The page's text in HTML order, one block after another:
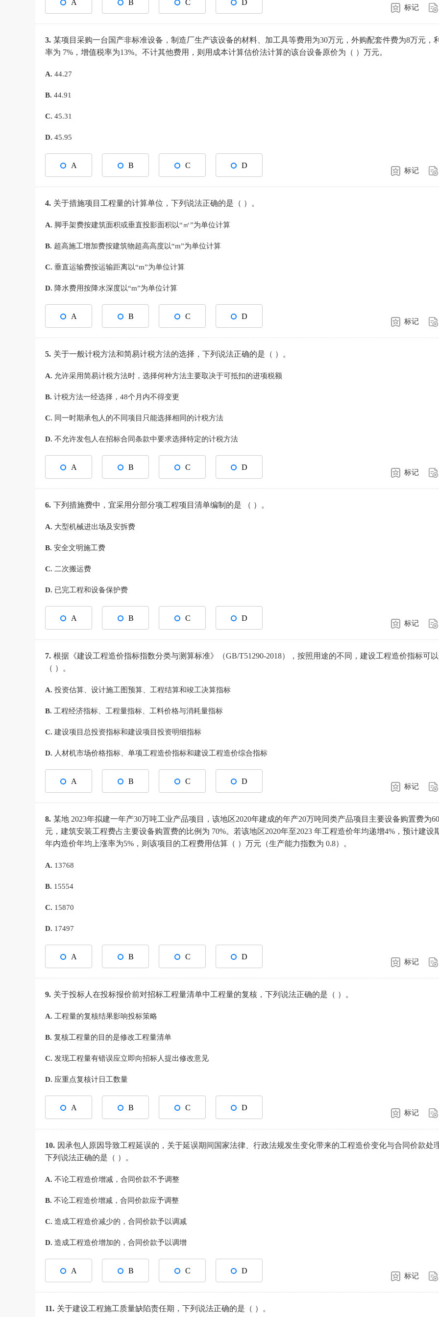
A B C D
标记
3. 某项目采购一台国产非标准设备，制造厂生产该设备的材料、加工具等费用为30万元，外购配套件费为8万元，
率为 7%，增值税率为13%。不计其他费用，则用成本计算估价法计算的该台设备原价为（ ）万元。
A. 44.27
B. 44.91
C. 45.31
D. 45.95
A B C D
标记
4. 关于措施项目工程量的计算单位，下列说法正确的是（ ）。
A. 脚手架费按建筑面积或垂直投影面积以“㎡”为单位计算
B. 超高施工增加费按建筑物超高高度以“m”为单位计算
C. 垂直运输费按运输距离以“m”为单位计算
D. 降水费用按降水深度以“m”为单位计算
A B C D
标记
5. 关于一般计税方法和简易计税方法的选择，下列说法正确的是（ ）。
A. 允许采用简易计税方法时，选择何种方法主要取决于可抵扣的进项税额
B. 计税方法一经选择，48个月内不得变更
C. 同一时期承包人的不同项目只能选择相同的计税方法
D. 不允许发包人在招标合同条款中要求选择特定的计税方法
A B C D
标记
6. 下列措施费中，宜采用分部分项工程项目清单编制的是 （ ）。
A. 大型机械进出场及安拆费
B. 安全文明施工费
C. 二次搬运费
D. 已完工程和设备保护费
A B C D
标记
7. 根据《建设工程造价指标指数分类与测算标准》（GB/T51290-2018），按照用途的不同，建设工程造价指标可
（ ）。
A. 投资估算、设计施工图预算、工程结算和竣工决算指标
B. 工程经济指标、工程量指标、工料价格与消耗量指标
C. 建设项目总投资指标和建设项目投资明细指标
D. 人材机市场价格指标、单项工程造价指标和建设工程造价综合指标
A B C D
标记
8. 某地 2023年拟建一年产30万吨工业产品项目，该地区2020年建成的年产20万吨同类产品项目主要设备购置费为
元，建筑安装工程费占主要设备购置费的比例为 70%。若该地区2020年至2023 年工程造价年均递增4%，预计建设
年内造价年均上涨率为5%，则该项目的工程费用估算（ ）万元（生产能力指数为 0.8）。
A. 13768
B. 15554
C. 15870
D. 17497
A B C D
标记
9. 关于投标人在投标报价前对招标工程量清单中工程量的复核，下列说法正确的是（ ）。
A. 工程量的复核结果影响投标策略
B. 复核工程量的目的是修改工程量清单
C. 发现工程量有错误应立即向招标人提出修改意见
D. 应重点复核计日工数量
A B C D
标记
10. 因承包人原因导致工程延误的，关于延误期间国家法律、行政法规发生变化带来的工程造价变化与合同价款处
下列说法正确的是（ ）。
A. 不论工程造价增减，合同价款不予调整
B. 不论工程造价增减，合同价款应予调整
C. 造成工程造价减少的，合同价款予以调减
D. 造成工程造价增加的，合同价款予以调增
A B C D
标记
11. 关于建设工程施工质量缺陷责任期，下列说法正确的是（ ）。